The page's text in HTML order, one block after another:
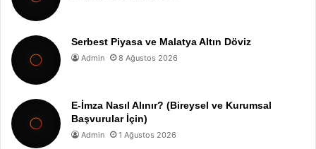
Serbest Piyasa ve Malatya Altın Döviz
Admin 8 Ağustos 2026
E-İmza Nasıl Alınır? (Bireysel ve Kurumsal
Başvurular İçin)
Admin 1 Ağustos 2026